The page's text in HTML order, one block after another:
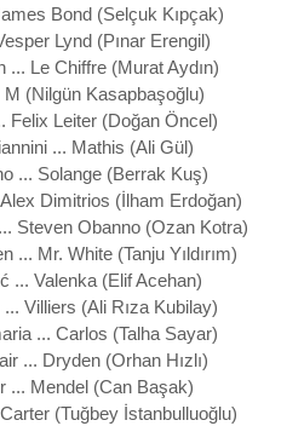
Bond (Selçuk Kıpçak)
Lynd (Pınar Erengil)
... Le Chiffre (Murat Aydın)
(Nilgün Kasapbaşoğlu)
Felix Leiter (Doğan Öncel)
... Mathis (Ali Gül)
... Solange (Berrak Kuş)
Dimitrios (İlham Erdoğan)
Steven Obanno (Ozan Kotra)
... Mr. White (Tanju Yıldırım)
... Valenka (Elif Acehan)
Villiers (Ali Rıza Kubilay)
... Carlos (Talha Sayar)
... Dryden (Orhan Hızlı)
... Mendel (Can Başak)
(Tuğbey İstanbulluoğlu)